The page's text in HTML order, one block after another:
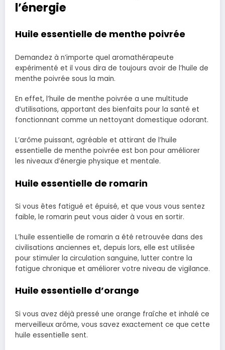
l’énergie
Huile essentielle de menthe poivrée
Demandez à n’importe quel aromathérapeute
expérimenté et il vous dira de toujours avoir de l’huile de
menthe poivrée sous la main.
En effet, l’huile de menthe poivrée a une multitude
d’utilisations, apportant des bienfaits pour la santé et
fonctionnant comme un nettoyant domestique odorant.
L’arôme puissant, agréable et attirant de l’huile
essentielle de menthe poivrée est bon pour améliorer
les niveaux d’énergie physique et mentale.
Huile essentielle de romarin
Si vous êtes fatigué et épuisé, et que vous vous sentez
faible, le romarin peut vous aider à vous en sortir.
L’huile essentielle de romarin a été retrouvée dans des
civilisations anciennes et, depuis lors, elle est utilisée
pour stimuler la circulation sanguine, lutter contre la
fatigue chronique et améliorer votre niveau de vigilance.
Huile essentielle d’orange
Si vous avez déjà pressé une orange fraîche et inhalé ce
merveilleux arôme, vous savez exactement ce que cette
huile essentielle sent.